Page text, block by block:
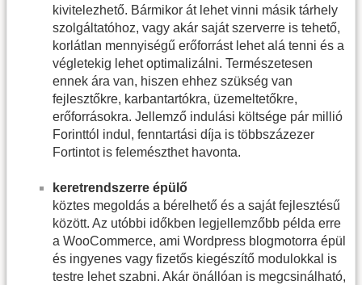
kivitelezhető. Bármikor át lehet vinni másik tárhely
szolgáltatóhoz, vagy akár saját szerverre is tehető,
korlátlan mennyiségű erőforrást lehet alá tenni és a
végletekig lehet optimalizálni. Természetesen
ennek ára van, hiszen ehhez szükség van
fejlesztőkre, karbantartókra, üzemeltetőkre,
erőforrásokra. Jellemző indulási költsége pár millió
Forinttól indul, fenntartási díja is többszázezer
Fortintot is felemészthet havonta.
keretrendszerre épülő
köztes megoldás a bérelhető és a saját fejlesztésű
között. Az utóbbi időkben legjellemzőbb példa erre
a WooCommerce, ami Wordpress blogmotorra épül
és ingyenes vagy fizetős kiegészítő modulokkal is
testre lehet szabni. Akár önállóan is megcsinálható,